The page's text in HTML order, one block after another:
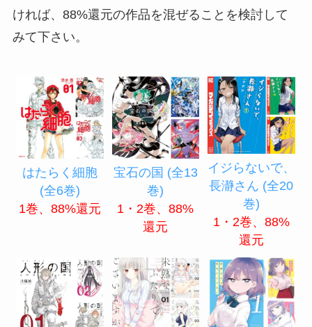
ければ、88%還元の作品を混ぜることを検討して
みて下さい。
はたらく細胞
(全6巻)
1巻、88%還元
宝石の国 (全13
巻)
1・2巻、88%
還元
イジらないで、
長瀞さん (全20
巻)
1・2巻、88%
還元